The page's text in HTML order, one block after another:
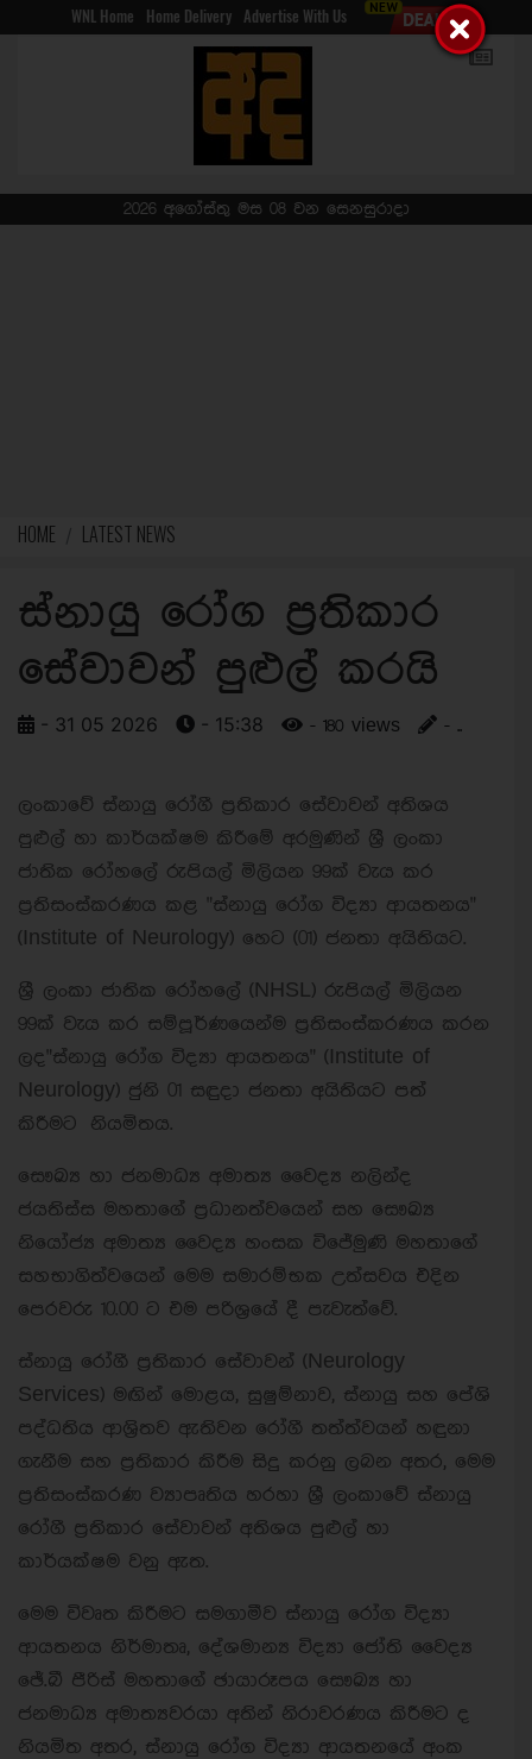
WNL Home Home Delivery Advertise With Us
2026 අගෝස්තු මස 08 වන සෙනසුරාදා
HOME LATEST NEWS
ස්නායු රෝග ප්‍රතිකාර
සේවාවන් පුළුල් කරයි
- 31 05 2026 - 15:38 - 180 views - ..
ලංකාවේ ස්නායු රෝගී ප්‍රතිකාර සේවාවන් අතිශය
පුළුල් හා කාර්යක්ෂම කිරීමේ අරමුණින් ශ්‍රී ලංකා
ජාතික රෝහලේ රුපියල් මිලියන 99ක් වැය කර
ප්‍රතිසංස්කරණය කළ "ස්නායු රෝග විද්‍යා ආයතනය"
(Institute of Neurology) හෙට (01) ජනතා අයිතියට.
ශ්‍රී ලංකා ජාතික රෝහලේ (NHSL) රුපියල් මිලියන
99ක් වැය කර සම්පූර්ණයෙන්ම ප්‍රතිසංස්කරණය කරන
ලද"ස්නායු රෝග විද්‍යා ආයතනය" (Institute of
Neurology) ජුනි 01 සඳුදා ජනතා අයිතියට පත්
කිරීමට නියමිතය.
සෞඛ්‍ය හා ජනමාධ්‍ය අමාත්‍ය වෛද්‍ය නලින්ද
ජයතිස්ස මහතාගේ ප්‍රධානත්වයෙන් සහ සෞඛ්‍ය
නියෝජ්‍ය අමාත්‍ය වෛද්‍ය හංසක විජේමුණි මහතාගේ
සහභාගිත්වයෙන් මෙම සමාරම්භක උත්සවය එදින
පෙරවරු 10.00 ට එම පරිශ්‍රයේ දී පැවැත්වේ.
ස්නායු රෝගී ප්‍රතිකාර සේවාවන් (Neurology
Services) මඟින් මොළය, සුෂුම්නාව, ස්නායු සහ පේශි
පද්ධතිය ආශ්‍රිතව ඇතිවන රෝගී තත්ත්වයන් හඳුනා
ගැනීම සහ ප්‍රතිකාර කිරීම සිදු කරනු ලබන අතර, මෙම
ප්‍රතිසංස්කරණ ව්‍යාපෘතිය හරහා ශ්‍රී ලංකාවේ ස්නායු
රෝගී ප්‍රතිකාර සේවාවන් අතිශය පුළුල් හා
කාර්යක්ෂම වනු ඇත.
මෙම විවෘත කිරීමට සමගාමීව ස්නායු රෝග විද්‍යා
ආයතනය නිර්මාතෘ, දේශමාන්‍ය විද්‍යා ජෝති වෛද්‍ය
ඡේ.බී පීරිස් මහතාගේ ඡායාරූපය සෞඛ්‍ය හා
ජනමාධ්‍ය අමාත්‍යවරයා අතින් නිරාවරණය කිරීමට ද
නියමිත අතර, ස්නායු රෝග විද්‍යා ආයතනයේ අංක